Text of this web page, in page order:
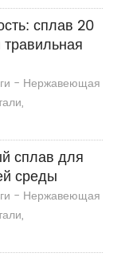
сплав 20
- Нержавеющая
сплав для
среды
- Нержавеющая